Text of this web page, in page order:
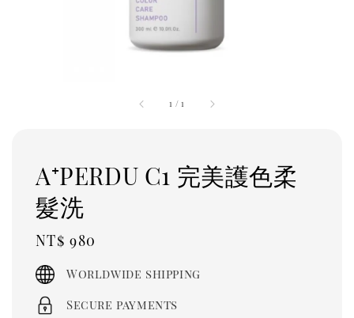
1 /1
A⁺PERDU C1 完美護色柔
髮洗
Regular
price
NT$ 980
Worldwide shipping
Secure payments